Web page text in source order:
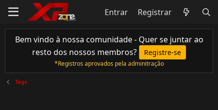
Entrar Registrar
Bem vindo à nossa comunidade - Quer se juntar ao
resto dos nossos membros?
Registre-se
*Registros aprovados pela adminitração
Tags